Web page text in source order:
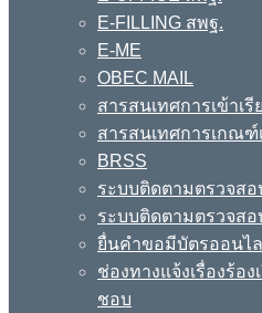
E-FILLING สพฐ.
E-ME
OBEC MAIL
สารสนเทศการเข้าเรี
สารสนเทศการเกณฑ์
BRSS
ระบบติดตามตรวจสอ
ระบบติดตามตรวจส
ยื่นคำขอมีบัตรออนไ
ช่องทางแจ้งเรื่องร้อ
ชอบ